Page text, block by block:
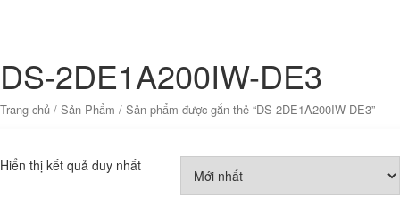
DS-2DE1A200IW-DE3
Trang chủ / Sản Phẩm / Sản phẩm được gắn thẻ “DS-2DE1A200IW-DE3”
Hiển thị kết quả duy nhất